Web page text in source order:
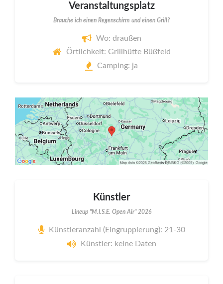
Veranstaltungsplatz
Brauche ich einen Regenschirm und einen Grill?
Wo: draußen
Örtlichkeit: Grillhütte Büßfeld
Camping: ja
Künstler
Lineup "M.I.S.E. Open Air" 2026
Künstleranzahl (Eingruppierung): 21-30
Künstler: keine Daten